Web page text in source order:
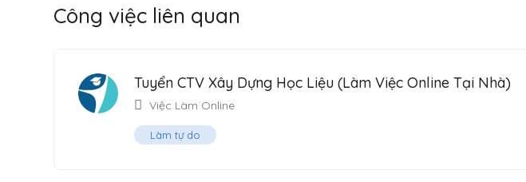
Công việc liên quan
Tuyển CTV Xây Dựng Học Liệu (Làm Việc Online Tại Nhà)
Việc Làm Online
Làm tự do